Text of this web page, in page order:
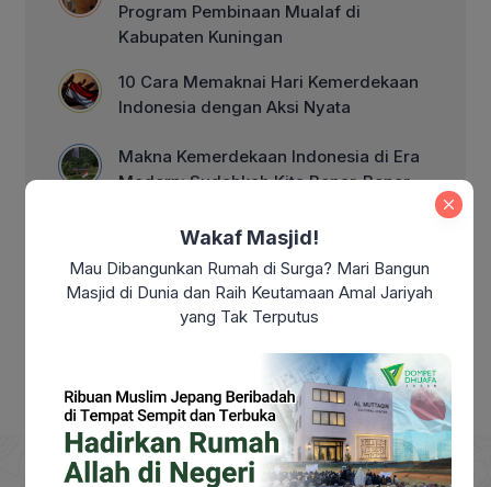
Program Pembinaan Mualaf di
Kabupaten Kuningan
10 Cara Memaknai Hari Kemerdekaan
Indonesia dengan Aksi Nyata
Makna Kemerdekaan Indonesia di Era
Modern: Sudahkah Kita Benar-Benar
Makna Maulid Nabi Muhammad SAW:
Meneladani Akhlak Rasulullah dalam
Kehidupan Sehari-hari
Wakaf Masjid!
Mau Dibangunkan Rumah di Surga? Mari Bangun
Masjid di Dunia dan Raih Keutamaan Amal Jariyah
yang Tak Terputus